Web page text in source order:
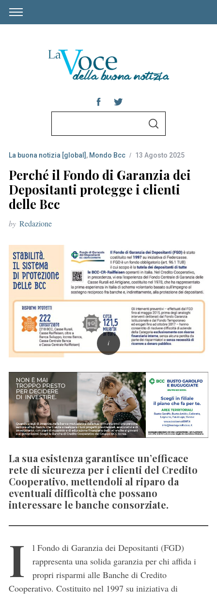
r
c
h
f
o
r
S
C
H
La buona notizia [global] , Mondo Bcc 13 Agosto 2025
Perché il Fondo di Garanzia dei
Depositanti protegge i clienti
delle Bcc
by Redazione
La sua esistenza garantisce un’efficace
rete di sicurezza per i clienti del Credito
Cooperativo, mettendoli al riparo da
eventuali difficoltà che possano
interessare le banche consorziate.
I
l Fondo di Garanzia dei Depositanti (FGD)
rappresenta una solida garanzia per chi affida i
propri risparmi alle Banche di Credito
Cooperativo. Costituito nel 1997 su iniziativa di